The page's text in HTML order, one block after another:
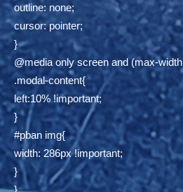
outline: none;
cursor: pointer;
}
@media only screen and (max-
.modal-content{
left:10% !important;
}
#pban img{
width: 286px !important;
}
}